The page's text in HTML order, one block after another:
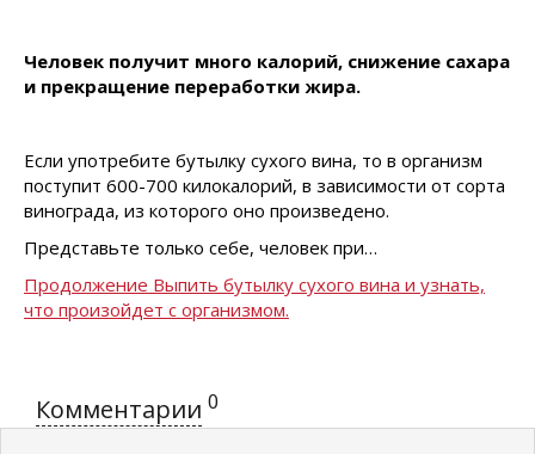
Человек получит много калорий, снижение сахара
и прекращение переработки жира.
Если употребите бутылку сухого вина, то в организм
поступит 600-700 килокалорий, в зависимости от сорта
винограда, из которого оно произведено.
Представьте только себе, человек при…
Продолжение Выпить бутылку сухого вина и узнать,
что произойдет с организмом.
Комментарии 0